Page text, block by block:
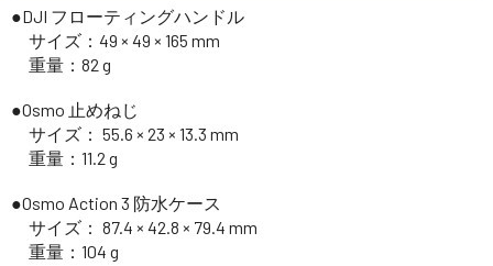
●DJI フローティングハンドル
サイズ：49 × 49 × 165 mm
重量：82 g
●Osmo 止めねじ
サイズ： 55.6 × 23 × 13.3 mm
重量：11.2 g
●Osmo Action 3 防水ケース
サイズ： 87.4 × 42.8 × 79.4 mm
重量：104 g